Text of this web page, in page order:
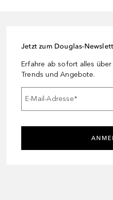
Jetzt zum Douglas-
Erfahre ab sofort alles
Trends und Angebote.
E-Mail-Adresse*